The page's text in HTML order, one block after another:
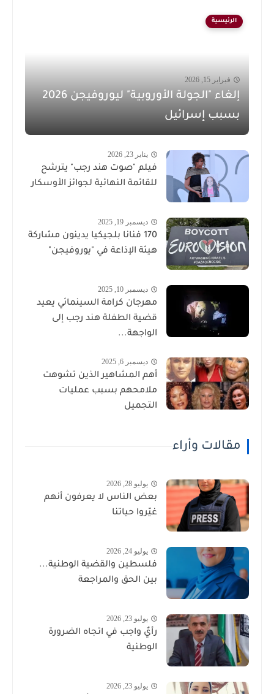
الرئيسية
فبراير 15, 2026
إلغاء "الجولة الأوروبية" ليوروفيجن 2026
بسبب إسرائيل
يناير 23, 2026
فيلم "صوت هند رجب" يترشح
للقائمة النهائية لجوائز الأوسكار
ديسمبر 19, 2025
170 فنانا بلجيكيا يدينون مشاركة
هيئة الإذاعة في "يوروفيجن"
ديسمبر 10, 2025
مهرجان كرامة السينمائي يعيد
قضية الطفلة هند رجب إلى
الواجهة...
ديسمبر 6, 2025
أهم المشاهير الذين تشوهت
ملامحهم بسبب عمليات
التجميل
مقالات وأراء
يوليو 28, 2026
بعض الناس لا يعرفون أنهم
غيّروا حياتنا
يوليو 24, 2026
فلسطين والقضية الوطنية...
بين الحق والمراجعة
يوليو 23, 2026
رأيٌ واجب في اتجاه الضرورة
الوطنية
يوليو 23, 2026